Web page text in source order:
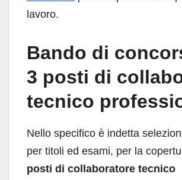
lavoro.
Bando di
3 posti di
tecnico
Nello specifico è indetta
per titoli ed esami, per la
posti di collaboratore tecnico